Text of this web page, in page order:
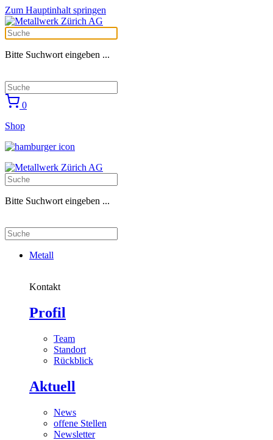
Zum Hauptinhalt springen
Bitte Suchwort eingeben ...
0
Shop
Bitte Suchwort eingeben ...
Metall
Kontakt
Profil
Team
Standort
Rückblick
Aktuell
News
offene Stellen
Newsletter